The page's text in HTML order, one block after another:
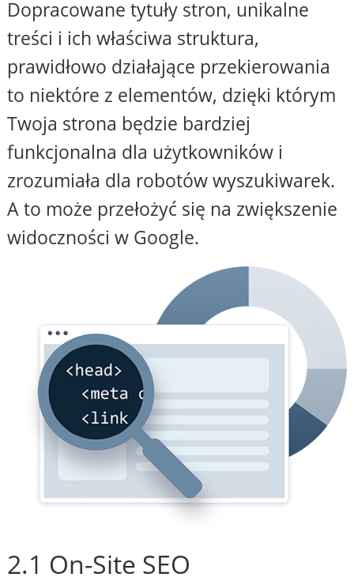
Dopracowane tytuły stron, unikalne
treści i ich właściwa struktura,
prawidłowo działające przekierowania
to niektóre z elementów, dzięki którym
Twoja strona będzie bardziej
funkcjonalna dla użytkowników i
zrozumiała dla robotów wyszukiwarek.
A to może przełożyć się na zwiększenie
widoczności w Google.
2.1 On-Site SEO